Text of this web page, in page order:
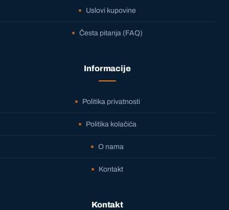
Uslovi kupovine
Česta pitanja (FAQ)
Informacije
Politika privatnosti
Politika kolačića
O nama
Kontakt
Kontakt